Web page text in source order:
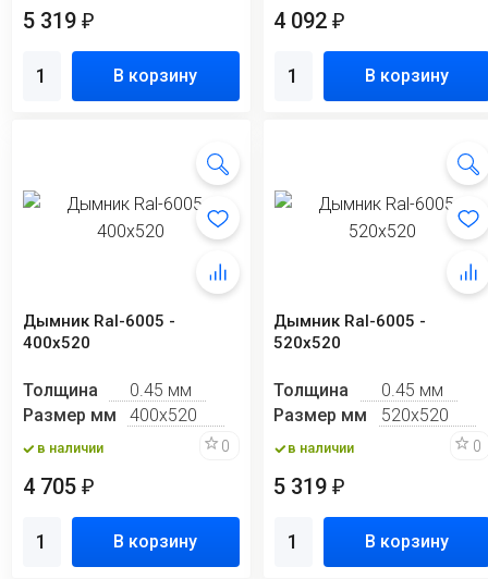
5 319 ₽
В корзину
4 092₽
В корзину
Дымник Ral-6005 -
400х520
Толщина
0.45 мм
Размер мм
400х520
в наличии 0
4 705 ₽
В корзину
Дымник Ral-6005 -
520х520
Толщина
0.45 мм
Размер мм
520х520
в наличии 0
5 319₽
В корзину